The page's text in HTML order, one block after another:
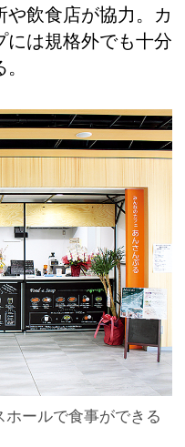
や飲食店が協力。カ
には規格外でも十分
ールで食事ができる